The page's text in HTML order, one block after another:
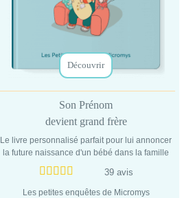
Découvrir
Son Prénom
devient grand frère
Le livre personnalisé parfait pour lui annoncer
la future naissance d'un bébé dans la famille
39 avis
Les petites enquêtes de Micromys